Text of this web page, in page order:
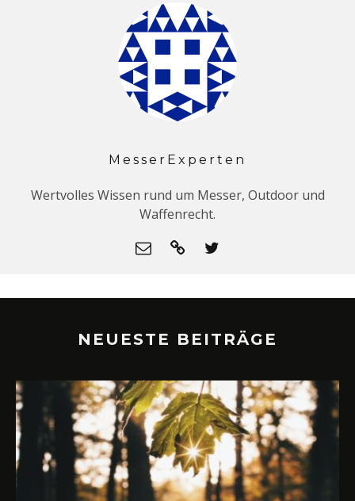
MesserExperten
Wertvolles Wissen rund um Messer, Outdoor und
Waffenrecht.
NEUESTE BEITRÄGE